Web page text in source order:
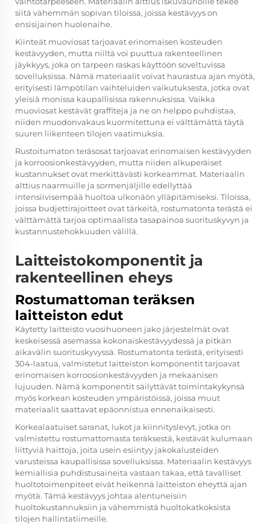
siitä vähemmän sopivan tiloissa, joissa kestävyys on
ensisijainen huolenaihe.
Kiinteät muoviosat tarjoavat erinomaisen kosteuden
kestävyyden, mutta niiltä voi puuttua rakenteellinen
jäykkyys, joka on tarpeen raskas käyttöön soveltuvissa
sovelluksissa. Nämä materiaalit voivat haurastua ajan myötä,
erityisesti lämpötilan vaihteluiden vaikutuksesta, jotka ovat
yleisiä monissa kaupallisissa rakennuksissa. Vaikka
muoviosat kestävät graffiteja ja ne on helppo puhdistaa,
niiden muodonvakaus kuormitettuna ei välttämättä täytä
suuren liikenteen tilojen vaatimuksia.
Rustoitumaton teräsosat tarjoavat erinomaisen kestävyyden
ja korroosionkestävyyden, mutta niiden alkuperäiset
kustannukset ovat merkittävästi korkeammat. Materiaalin
alttius naarmuille ja sormenjäljille edellyttää
intensiivisempää huoltoa ulkonäön ylläpitämiseksi. Tiloissa,
joissa budjettirajoitteet ovat tärkeitä, rostumatonta terästä ei
välttämättä tarjoa optimaalista tasapainoa suorituskyvyn ja
kustannustehokkuuden välillä.
Laitteistokomponentit ja
rakenteellinen eheys
Rostumattoman teräksen
laitteiston edut
Käytetty laitteistovuosihuoneen jako järjestelmät ovat
keskeisessä asemassa kokonaiskestävyydessä ja pitkän
aikavälin suorituskyvyssä. Rostumatonta terästä, erityisesti
304-laatua, valmistetut laitteiston komponentit tarjoavat
erinomaisen korroosionkestävyyden ja mekaanisen
lujuuden. Nämä komponentit säilyttävät toimintakykynsä
myös korkean kosteuden ympäristöissä, joissa muut
materiaalit saattavat epäonnistua ennenaikaisesti.
Korkealaatuiset saranat, lukot ja kiinnityslevyt, jotka on
valmistettu rostumattomasta teräksestä, kestävät kulumaan
liittyviä haittoja, joita usein esiintyy jakokalusteiden
varusteissa kaupallisissa sovelluksissa. Materiaalin kestävyys
kemiallisia puhdistusaineita vastaan takaa, että tavalliset
huoltotoimenpiteet eivät heikennä laitteiston eheyttä ajan
myötä. Tämä kestävyys johtaa alentuneisiin
huoltokustannuksiin ja vähemmistä huoltokatkoksista
tilojen hallintatiimeille.